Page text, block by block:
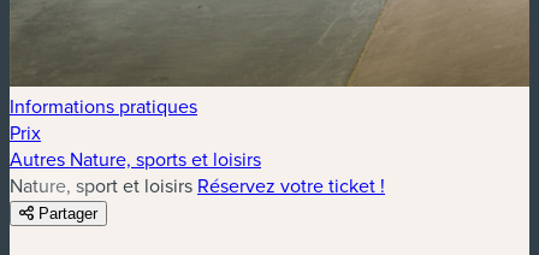
Informations pratiques
Prix
Autres Nature, sports et loisirs
Nature, sport et loisirs Réservez votre ticket !
Partager